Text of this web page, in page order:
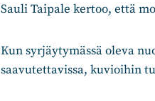
Sauli Taipale kertoo, että
Kun syrjäytymässä oleva
saavutettavissa, kuvioihin